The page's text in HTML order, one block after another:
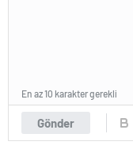
Gönder
En az 10 karakter gerekli